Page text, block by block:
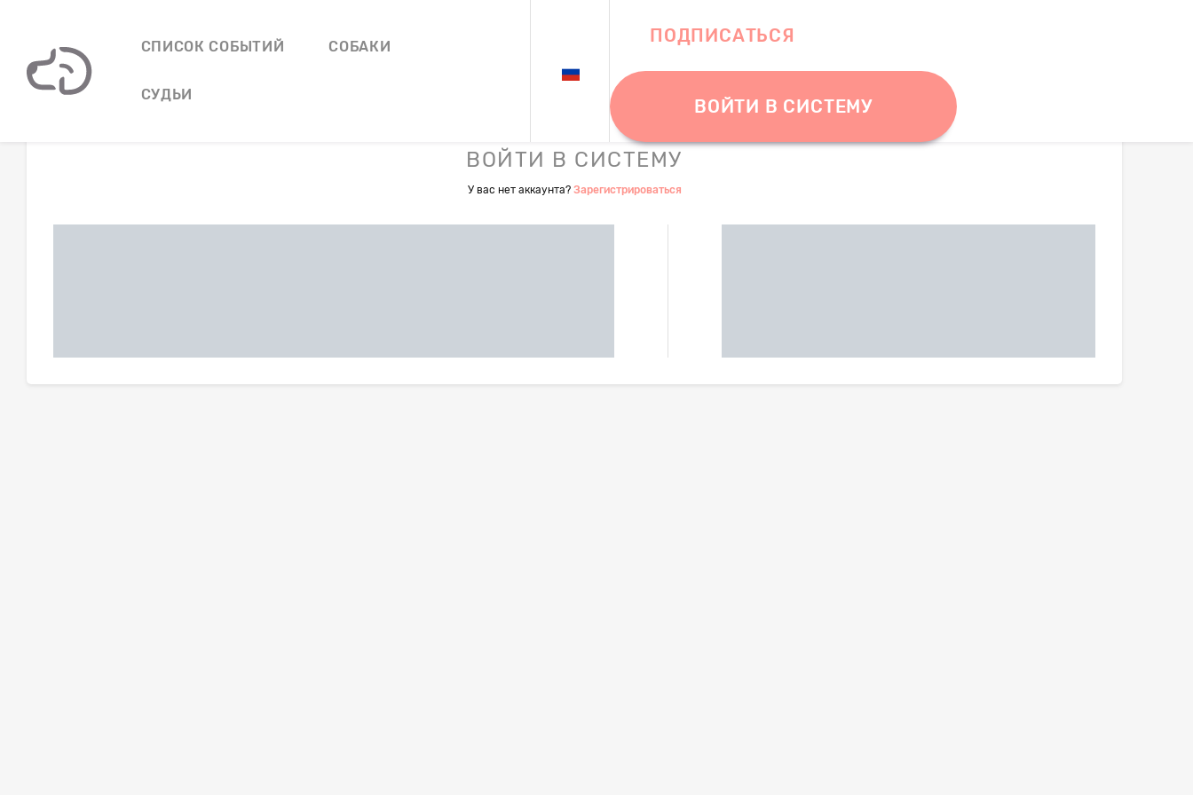
СПИСОК СОБЫТИЙ СОБАКИ
СУДЬИ
ПОДПИСАТЬСЯ
ВОЙТИ В СИСТЕМУ
ВОЙТИ В СИСТЕМУ
У вас нет аккаунта? Зарегистрироваться